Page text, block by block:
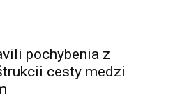
pochybenia z
cesty medzi